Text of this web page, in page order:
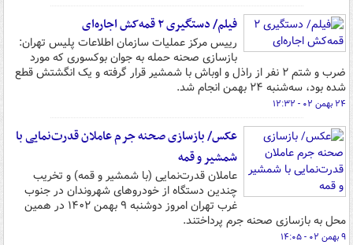
فیلم/ دستگیری ۲ قمه‌کش اجاره‌ای
رییس مرکز عملیات سازمان اطلاعات پلیس تهران:
بازسازی صحنه حمله به جوان بوکسوری که مورد
ضرب و شتم ۲ نفر از راذل و اوباش با شمشیر قرار گرفته و یک انگشتش قطع
شده بود، سه‌شنبه ۲۴ بهمن انجام شد.
۲۴ بهمن ۰۲ - ۱۲:۳۲
عکس/ بازسازی صحنه جرم عاملان قدرت‌نمایی با
شمشیر و قمه
عاملان قدرت‌نمایی (با شمشیر و قمه) و تخریب
چندین دستگاه از خودروهای شهروندان در جنوب
غرب تهران امروز دوشنبه ۹ بهمن ۱۴۰۲ در همین
محل به بازسازی صحنه جرم پرداختند.
۹ بهمن ۰۲ - ۱۴:۰۵